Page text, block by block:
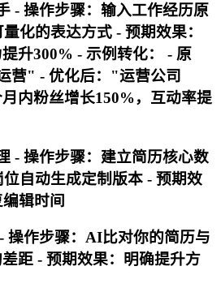
- 操作步骤：输入工作经历原
化的表达方式 - 预期效果：
升300% - 示例转化： - 原
营" - 优化后："运营公司
内粉丝增长150%，互动率提
- 操作步骤：建立简历核心数
自动生成定制版本 - 预期效
辑时间
操作步骤：AI比对你的简历与
距 - 预期效果：明确提升方